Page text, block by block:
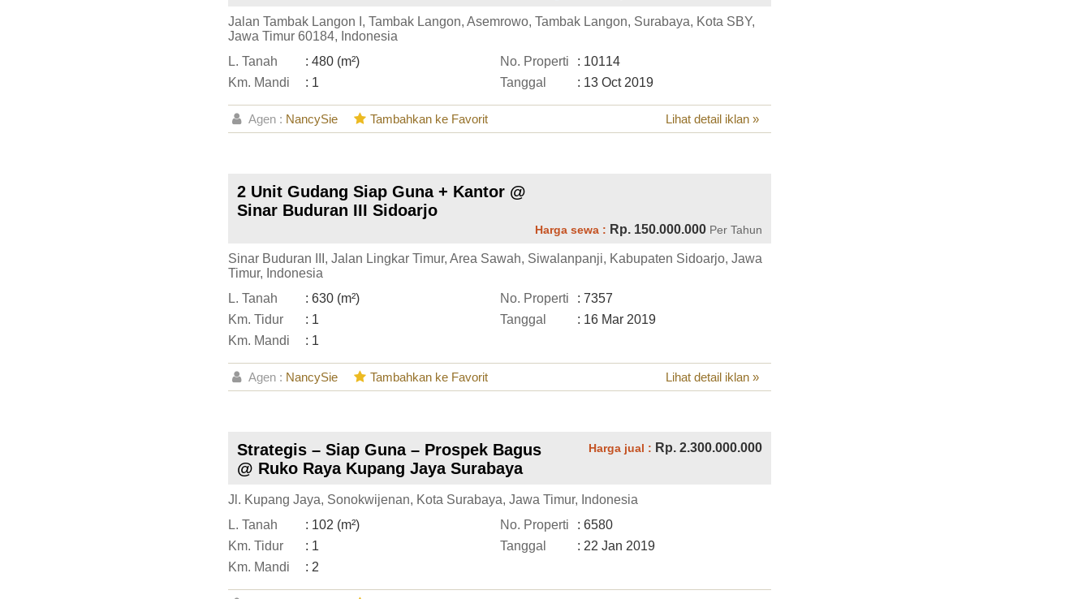
Jalan Tambak Langon I, Tambak Langon, Asemrowo, Tambak Langon, Surabaya, Kota SBY,
Jawa Timur 60184, Indonesia
L. Tanah
: 480 (m²)
Km. Mandi
: 1
No. Properti
: 10114
Tanggal
: 13 Oct 2019
Agen : NancySie Lihat detail iklan »
Tambahkan ke Favorit
2 Unit Gudang Siap Guna + Kantor @
Sinar Buduran III Sidoarjo
Harga sewa : Rp. 150.000.000 Per Tahun
Sinar Buduran III, Jalan Lingkar Timur, Area Sawah, Siwalanpanji, Kabupaten Sidoarjo, Jawa
Timur, Indonesia
L. Tanah
: 630 (m²)
Km. Tidur
: 1
Km. Mandi
: 1
No. Properti
: 7357
Tanggal
: 16 Mar 2019
Agen : NancySie Lihat detail iklan »
Tambahkan ke Favorit
Strategis – Siap Guna – Prospek Bagus
@ Ruko Raya Kupang Jaya Surabaya
Harga jual : Rp. 2.300.000.000
Jl. Kupang Jaya, Sonokwijenan, Kota Surabaya, Jawa Timur, Indonesia
L. Tanah
: 102 (m²)
Km. Tidur
: 1
Km. Mandi
: 2
No. Properti
: 6580
Tanggal
: 22 Jan 2019